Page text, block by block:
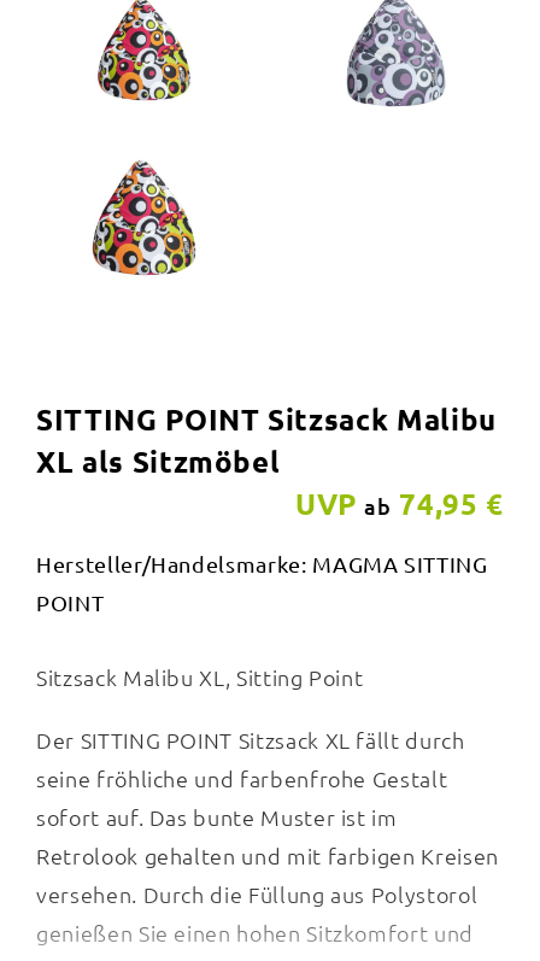
SITTING POINT Sitzsack Malibu
XL als Sitzmöbel
UVPab 74,95 €
Hersteller/Handelsmarke: MAGMA SITTING
POINT
Sitzsack Malibu XL, Sitting Point
Der SITTING POINT Sitzsack XL fällt durch
seine fröhliche und farbenfrohe Gestalt
sofort auf. Das bunte Muster ist im
Retrolook gehalten und mit farbigen Kreisen
versehen. Durch die Füllung aus Polystorol
genießen Sie einen hohen Sitzkomfort und